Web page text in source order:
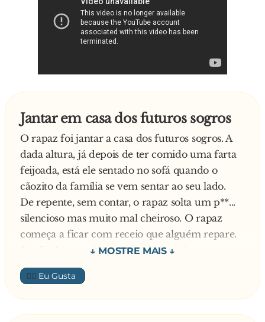
Jantar em casa dos futuros sogros
O rapaz foi jantar a casa dos futuros sogros. A
dada altura, já depois de ter comido uma farta
feijoada, está ele sentado no sofá quando o
cãozito da família se vem sentar ao seu lado.
De repente, sem contar, o rapaz solta um p**...
silencioso mas muito mal cheiroso. O rapaz
começa a ficar com receio que alguém repare.
A mãe da rapariga sente o cheiro, vira-se para o
cão e diz:
- Boby, sai daí.
O rapaz pensa:
- Olha, o cão ficou com as culpas. Porreiro…
👍🏼